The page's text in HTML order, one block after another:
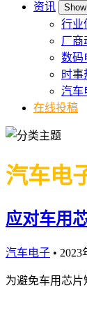
资讯
行业
厂商
数码
时事
汽车
在线投稿
汽车电
应对车用
汽车电子 • 2023
为避免车用芯片